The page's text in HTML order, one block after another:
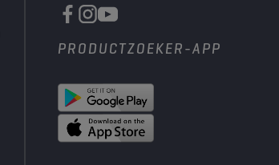
PRODUCTZOEKER-APP